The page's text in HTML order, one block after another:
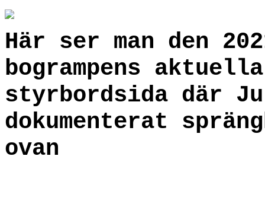
Här ser man den
bogrampens
styrbordsida där
dokumenterat
ovan